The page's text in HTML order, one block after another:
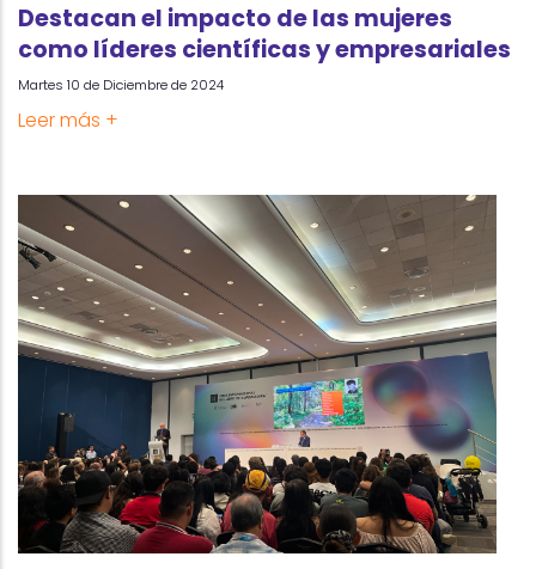
Destacan el impacto de las mujeres
como líderes científicas y empresariales
Martes 10 de Diciembre de 2024
Leer más +